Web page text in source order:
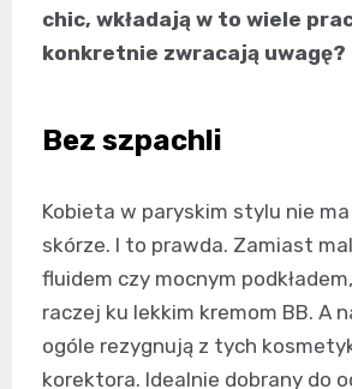
chic, wkładają w to wiele
konkretnie zwracają uwagę?
Bez szpachli
Kobieta w paryskim stylu nie ma
skórze. I to prawda. Zamiast
fluidem czy mocnym
raczej ku lekkim kremom BB. A
ogóle rezygnują z tych
korektora. Idealnie dobrany do